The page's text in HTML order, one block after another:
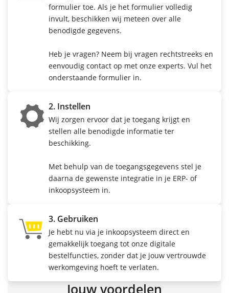
formulier toe. Als je het formulier volledig
invult, beschikken wij meteen over alle
benodigde gegevens.
Heb je vragen? Neem bij vragen rechtstreeks en
eenvoudig contact op met onze experts. Vul het
onderstaande formulier in.
2. Instellen
Wij zorgen ervoor dat je toegang krijgt en
stellen alle benodigde informatie ter
beschikking.
Met behulp van de toegangsgegevens stel je
daarna de gewenste integratie in je ERP- of
inkoopsysteem in.
3. Gebruiken
Je hebt nu via je inkoopsysteem direct en
gemakkelijk toegang tot onze digitale
bestelfuncties, zonder dat je jouw vertrouwde
werkomgeving hoeft te verlaten.
Jouw voordelen